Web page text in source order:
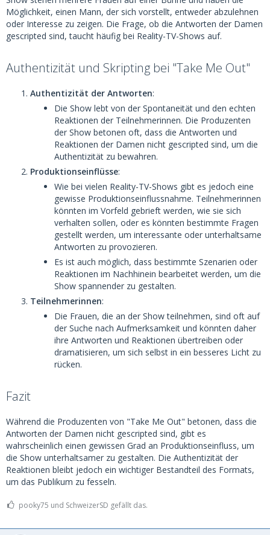
Möglichkeit, einen Mann, der sich vorstellt, entweder abzulehnen
oder Interesse zu zeigen. Die Frage, ob die Antworten der Damen
gescripted sind, taucht häufig bei Reality-TV-Shows auf.
Authentizität und Skripting bei "Take Me Out"
Authentizität der Antworten:
Die Show lebt von der Spontaneität und den echten
Reaktionen der Teilnehmerinnen. Die Produzenten
der Show betonen oft, dass die Antworten und
Reaktionen der Damen nicht gescripted sind, um die
Authentizität zu bewahren.
Produktionseinflüsse:
Wie bei vielen Reality-TV-Shows gibt es jedoch eine
gewisse Produktionseinflussnahme. Teilnehmerinnen
könnten im Vorfeld gebrieft werden, wie sie sich
verhalten sollen, oder es könnten bestimmte Fragen
gestellt werden, um interessante oder unterhaltsame
Antworten zu provozieren.
Es ist auch möglich, dass bestimmte Szenarien oder
Reaktionen im Nachhinein bearbeitet werden, um die
Show spannender zu gestalten.
Teilnehmerinnen:
Die Frauen, die an der Show teilnehmen, sind oft auf
der Suche nach Aufmerksamkeit und könnten daher
ihre Antworten und Reaktionen übertreiben oder
dramatisieren, um sich selbst in ein besseres Licht zu
rücken.
Fazit
Während die Produzenten von "Take Me Out" betonen, dass die
Antworten der Damen nicht gescripted sind, gibt es
wahrscheinlich einen gewissen Grad an Produktionseinfluss, um
die Show unterhaltsamer zu gestalten. Die Authentizität der
Reaktionen bleibt jedoch ein wichtiger Bestandteil des Formats,
um das Publikum zu fesseln.
pooky75 und SchweizerSD gefällt das.